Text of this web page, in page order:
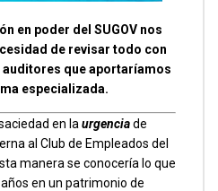
en poder del SUGOV nos
de revisar todo con
auditores que aportaríamos
especializada.
en la urgenciade
al Club de Empleados del
manera se conocería lo que
en un patrimonio de